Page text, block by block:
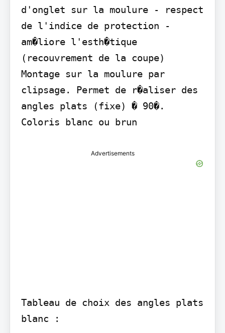
d'onglet sur la moulure - respect
de l'indice de protection -
am�liore l'esth�tique
(recouvrement de la coupe)
Montage sur la moulure par
clipsage. Permet de r�aliser des
angles plats (fixe) � 90�.
Coloris blanc ou brun
Advertisements
Tableau de choix des angles plats
blanc :